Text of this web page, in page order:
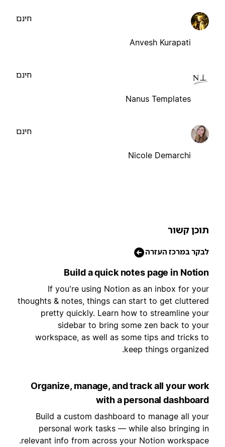
Anvesh Kurapati
Nanus Templates
Nicole Demarchi
קשור
במרכז העזרה
Build a quick notes page in
If you're using Notion as an inbox for
thoughts & notes, things can start to get
pretty quickly. Learn how to streamline
sidebar to bring some zen back to
workspace, as well as some tips and tricks
keep things
Organize, manage, and track all your
with a personal
Build a custom dashboard to manage all
personal work tasks — while also bringing
relevant info from across your Notion